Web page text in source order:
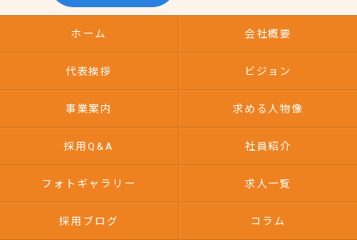
ホーム 会社概要
代表挨拶 ビジョン
事業案内 求める人物像
採用Q&A 社員紹介
フォトギャラリー 求人一覧
採用ブログ コラム